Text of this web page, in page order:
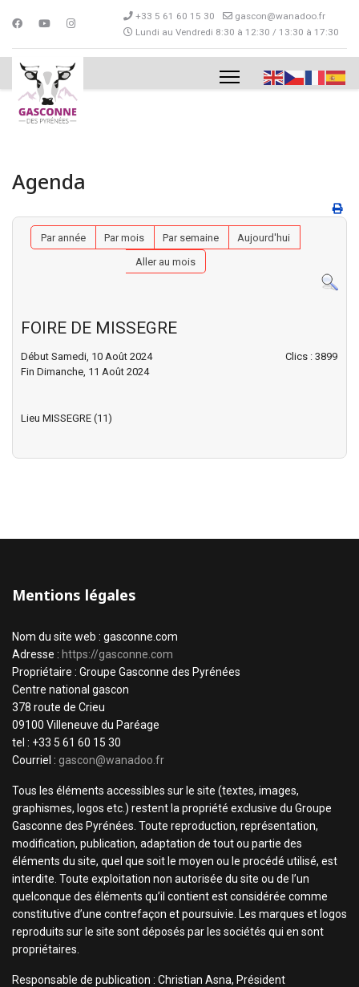
+33 5 61 60 15 30
gascon@wanadoo.fr
Lundi au Vendredi 8:30 à 12:30 / 13:30 à 17:30
Agenda
Par année Par mois Par semaine
Aujourd'hui
Aller au mois
FOIRE DE MISSEGRE
Début Samedi, 10 Août 2024
Fin Dimanche, 11 Août 2024
Clics : 3899
Lieu MISSEGRE (11)
Mentions légales
Nom du site web : gasconne.com
Adresse : https://gasconne.com
Propriétaire : Groupe Gasconne des Pyrénées
Centre national gascon
378 route de Crieu
09100 Villeneuve du Paréage
tel : +33 5 61 60 15 30
Courriel : gascon@wanadoo.fr
Tous les éléments accessibles sur le site (textes, images,
graphismes, logos etc.) restent la propriété exclusive du Groupe
Gasconne des Pyrénées. Toute reproduction, représentation,
modification, publication, adaptation de tout ou partie des
éléments du site, quel que soit le moyen ou le procédé utilisé, est
interdite. Toute exploitation non autorisée du site ou de l’un
quelconque des éléments qu’il contient est considérée comme
constitutive d’une contrefaçon et poursuivie. Les marques et logos
reproduits sur le site sont déposés par les sociétés qui en sont
propriétaires.
Responsable de publication : Christian Asna, Président